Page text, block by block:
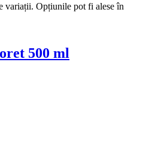
variații. Opțiunile pot fi alese în
500 ml